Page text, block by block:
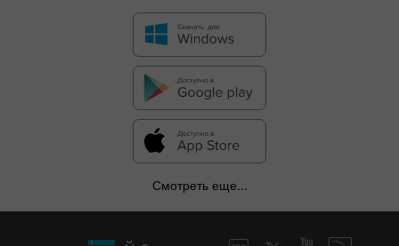
Смотреть еще...